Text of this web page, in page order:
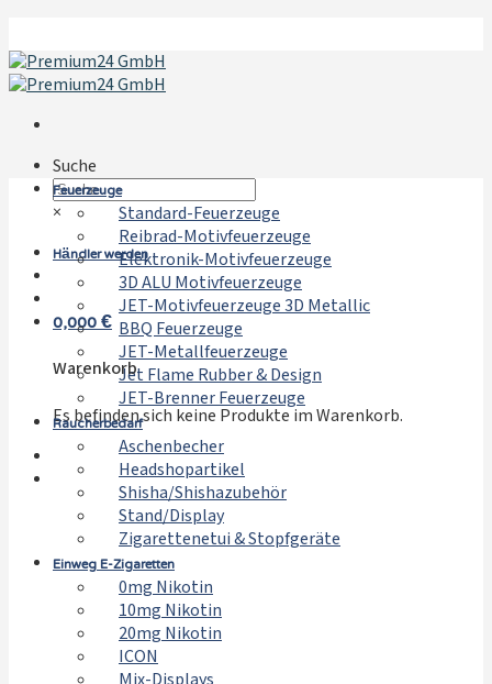
Inhalt
springen
Suche
×
Händler werden
0,000€
Warenkorb
Es befinden sich keine Produkte im Warenkorb.
Feuerzeuge
Standard-Feuerzeuge
Reibrad-Motivfeuerzeuge
Elektronik-Motivfeuerzeuge
3D ALU Motivfeuerzeuge
JET-Motivfeuerzeuge 3D Metallic
BBQ Feuerzeuge
JET-Metallfeuerzeuge
Jet Flame Rubber & Design
JET-Brenner Feuerzeuge
Raucherbedarf
Aschenbecher
Headshopartikel
Shisha/Shishazubehör
Stand/Display
Zigarettenetui & Stopfgeräte
Einweg E-Zigaretten
0mg Nikotin
10mg Nikotin
20mg Nikotin
ICON